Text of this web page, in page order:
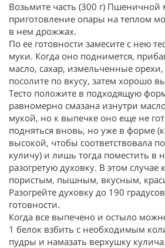
Возьмите часть (300 г) Пшеничной
приготовление опары на теплом
в нем дрожжах.
По ее готовности замесите с нею
муки. Когда оно поднимется,
масло, сахар, измельченные
посолите по вкусу, затем хорошо
Тесто положите в подходящую
равномерно смазана изнутри
мукой, но к выпечке оно еще не
подняться вновь, но уже в форме
высокой, чтобы соответствовала
куличу) и лишь тогда поместить в
разогретую духовку. В этом случае
пористым, пышным, вкусным,
Разогрейте духовку до 190
готовности.
Когда все выпечено и остыло
1 белок взбить с необходимым
пудры и намазать верхушку кулича.